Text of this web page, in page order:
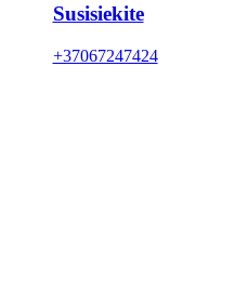
Susisiekite
+37067247424